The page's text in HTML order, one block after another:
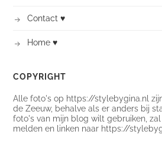
Contact ♥
Home ♥
COPYRIGHT
Alle foto's op https://stylebygina.nl
de Zeeuw, behalve als er anders bij
foto's van mijn blog wilt gebruiken,
melden en linken naar https://